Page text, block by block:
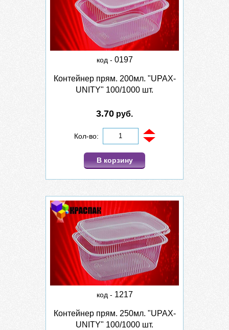
код - 0197
Контейнер прям. 200мл. "UPAX-
UNITY" 100/1000 шт.
3.70 руб.
Кол-во:
В корзину
код - 1217
Контейнер прям. 250мл. "UPAX-
UNITY" 100/1000 шт.